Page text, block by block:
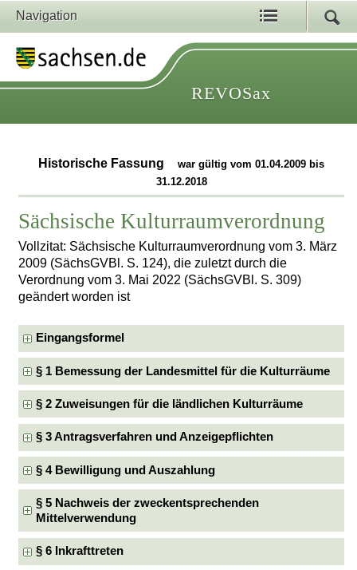
Navigation
REVOSax
Historische Fassung
war gültig vom 01.04.2009 bis
31.12.2018
Sächsische Kulturraumverordnung
Vollzitat: Sächsische Kulturraumverordnung vom 3. März
2009 (SächsGVBl. S. 124), die zuletzt durch die
Verordnung vom 3. Mai 2022 (SächsGVBl. S. 309)
geändert worden ist
Eingangsformel
§ 1 Bemessung der Landesmittel für die Kulturräume
§ 2 Zuweisungen für die ländlichen Kulturräume
§ 3 Antragsverfahren und Anzeigepflichten
§ 4 Bewilligung und Auszahlung
§ 5 Nachweis der zweckentsprechenden
Mittelverwendung
§ 6 Inkrafttreten